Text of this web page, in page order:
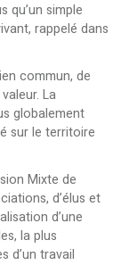
qu’un simple
rappelé dans
commun, de
La
globalement
sur le territoire
Mixte de
d’élus et
d’une
la plus
d’un travail